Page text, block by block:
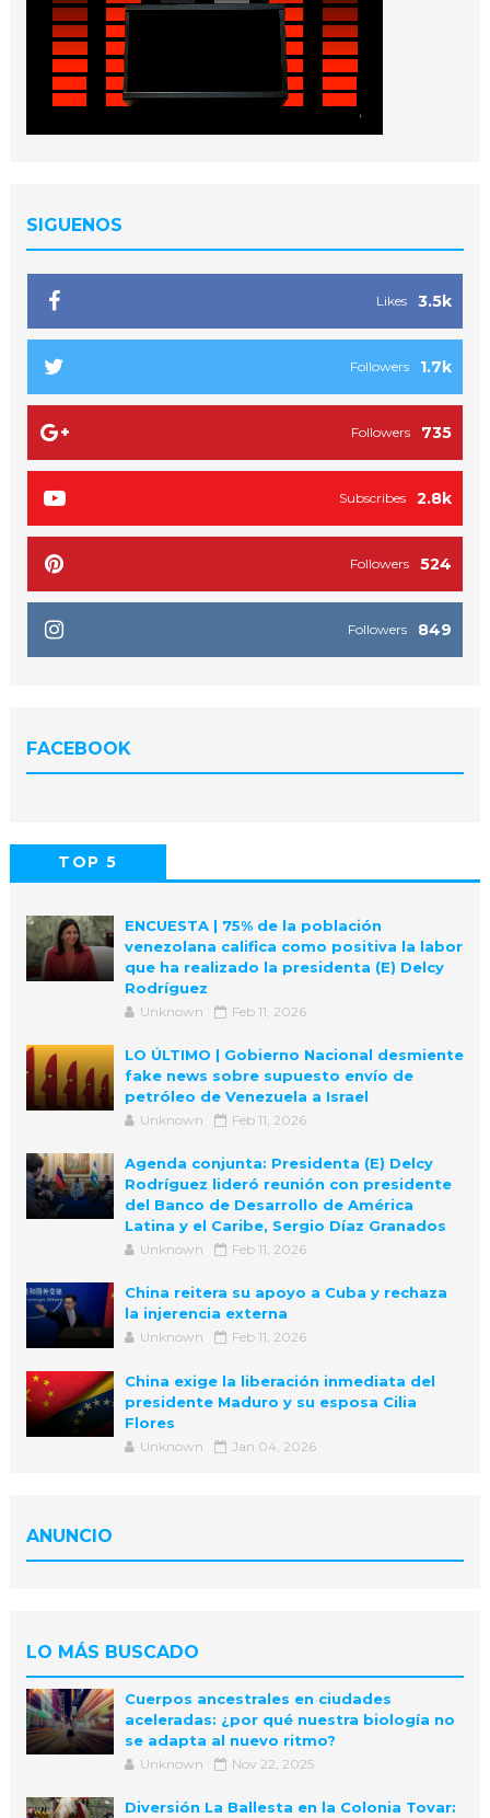
SIGUENOS
3.5k
Likes
1.7k
Followers
735
Followers
2.8k
Subscribes
524
Followers
849
Followers
FACEBOOK
TOP 5
ENCUESTA | 75% de la población
venezolana califica como positiva la labor
que ha realizado la presidenta (E) Delcy
Rodríguez
Unknown Feb 11, 2026
LO ÚLTIMO | Gobierno Nacional desmiente
fake news sobre supuesto envío de
petróleo de Venezuela a Israel
Unknown Feb 11, 2026
Agenda conjunta: Presidenta (E) Delcy
Rodríguez lideró reunión con presidente
del Banco de Desarrollo de América
Latina y el Caribe, Sergio Díaz Granados
Unknown Feb 11, 2026
China reitera su apoyo a Cuba y rechaza
la injerencia externa
Unknown Feb 11, 2026
China exige la liberación inmediata del
presidente Maduro y su esposa Cilia
Flores
Unknown Jan 04, 2026
ANUNCIO
LO MÁS BUSCADO
Cuerpos ancestrales en ciudades
aceleradas: ¿por qué nuestra biología no
se adapta al nuevo ritmo?
Unknown Nov 22, 2025
Diversión La Ballesta en la Colonia Tovar: